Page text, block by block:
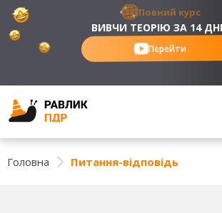
Повний курс
ВИВЧИ ТЕОРІЮ ЗА 14
Перейти
Головна Питання-відповідь